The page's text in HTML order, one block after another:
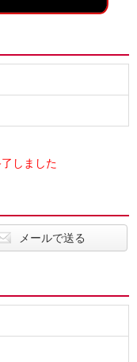
しました
メールで送る